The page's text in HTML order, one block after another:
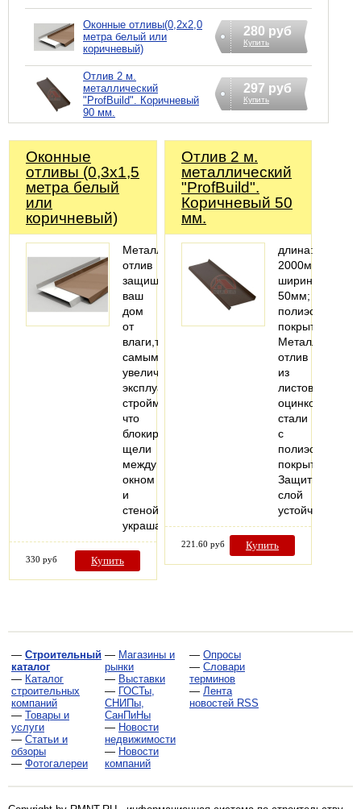
Оконные отливы(0,2х2,0
метра белый или
коричневый)
280 руб
Купить
Отлив 2 м.
металлический
"ProfBuild". Коричневый
90 мм.
297 руб
Купить
Оконные
отливы (0,3х1,5
метра белый
или
коричневый)
Металлический
отлив
защищает
ваш
дом
от
влаги,тем
самым
увеличивают
эксплуатацию
стройматериалов,потому
что
блокируют
щели
между
окном
и
стеной,также
украшают…
330 руб Купить
Отлив 2 м.
металлический
"ProfBuild".
Коричневый 50
мм.
длина:
2000мм;
ширина:
50мм;
полиэстеровое
покрытие
Металлический
отлив
из
листовой
оцинкованной
стали
с
полиэстеровым
покрытием.
Защитный
слой
устойчив…
221.60 руб Купить
— Строительный
каталог
— Каталог
строительных
компаний
— Товары и
услуги
— Статьи и
обзоры
— Фотогалереи
— Магазины и
рынки
— Выставки
— ГОСТы,
СНИПы,
СанПиНы
— Новости
недвижимости
— Новости
компаний
— Опросы
— Словари
терминов
— Лента
новостей RSS